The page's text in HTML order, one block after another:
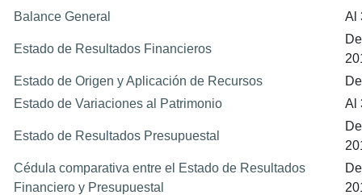
Balance General Al
Estado de Resultados Financieros
Estado de Origen y Aplicación de Recursos
Estado de Variaciones al Patrimonio
Al
Estado de Resultados Presupuestal
Cédula comparativa entre el Estado de Resultados
Financiero y Presupuestal